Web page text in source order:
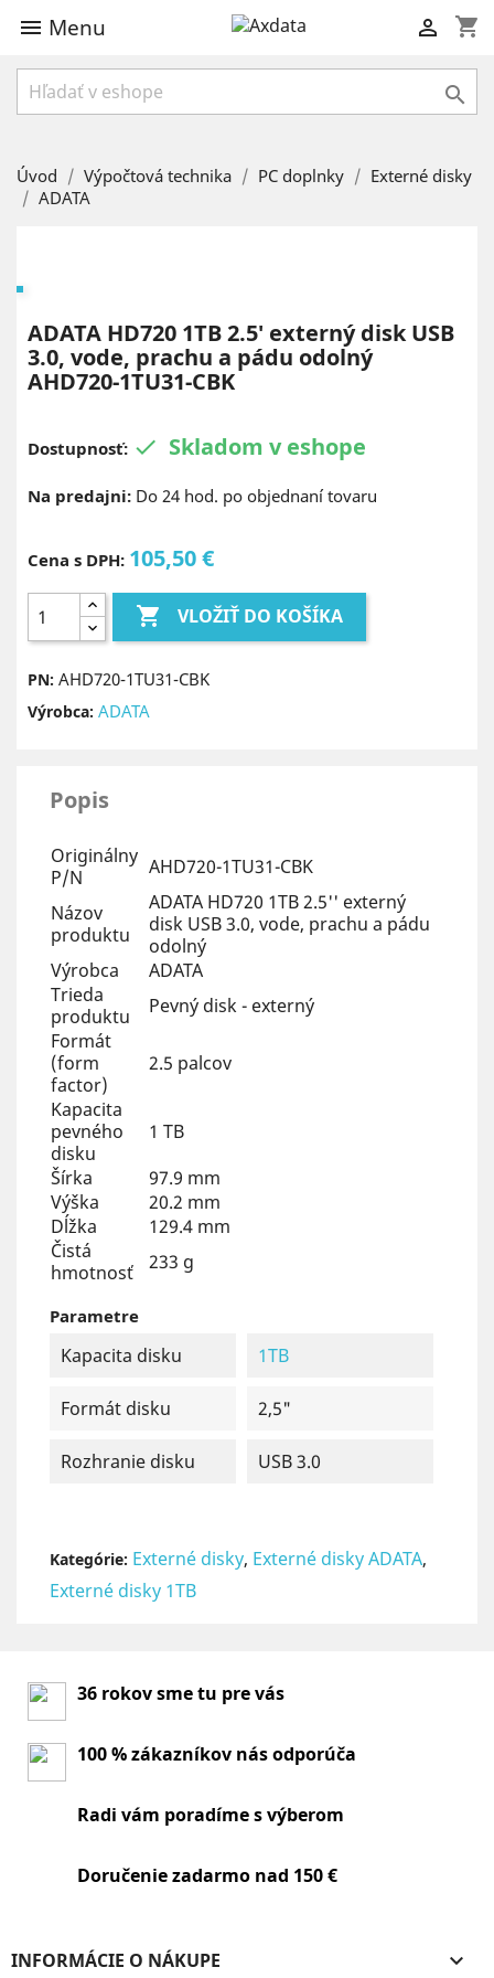
 Menu shopping_cart


Úvod Výpočtová technika PC doplnky
Externé disky
ADATA
ADATA HD720 1TB 2.5' externý disk USB
3.0, vode, prachu a pádu odolný
AHD720-1TU31-CBK
Dostupnosť:  Skladom v eshope
Na predajni: Do 24 hod. po objednaní tovaru
Cena s DPH: 105,50 €
 VLOŽIŤ DO KOŠÍKA
PN: AHD720-1TU31-CBK
Výrobca: ADATA
Popis
Originálny
P/N
AHD720-1TU31-CBK
Názov
produktu
ADATA HD720 1TB 2.5'' externý
disk USB 3.0, vode, prachu a pádu
odolný
Výrobca
ADATA
Trieda
produktu
Pevný disk - externý
Formát
(form
factor)
2.5 palcov
Kapacita
pevného
disku
1 TB
Šírka
97.9 mm
Výška
20.2 mm
Dĺžka
129.4 mm
Čistá
hmotnosť
233 g
Parametre
Kapacita disku 1TB
Formát disku 2,5"
Rozhranie disku USB 3.0
Kategórie: Externé disky, Externé disky ADATA,
Externé disky 1TB
36 rokov sme tu pre vás
100 % zákazníkov nás odporúča
Radi vám poradíme s výberom
Doručenie zadarmo nad 150 €
INFORMÁCIE O NÁKUPE 